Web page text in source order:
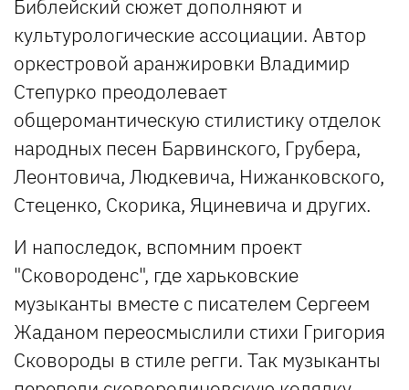
Библейский сюжет дополняют и
культурологические ассоциации. Автор
оркестровой аранжировки Владимир
Степурко преодолевает
общеромантическую стилистику отделок
народных песен Барвинского, Грубера,
Леонтовича, Людкевича, Нижанковского,
Стеценко, Скорика, Яциневича и других.
И напоследок, вспомним проект
"Сковороденс", где харьковские
музыканты вместе с писателем Сергеем
Жаданом переосмыслили стихи Григория
Сковороды в стиле регги. Так музыканты